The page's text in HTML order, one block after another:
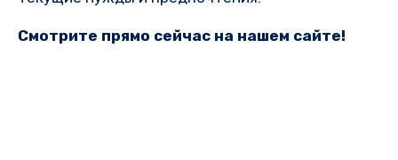
Смотрите прямо сейчас на нашем сайте!